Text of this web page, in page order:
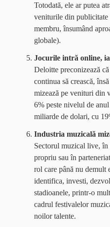
Totodată, ele ar putea
veniturile din publicitate
membru, însumând
globale).
Jocurile intră online,
Deloitte preconizează
continua să crească,
mizează pe venituri din
6% peste nivelul de
miliarde de dolari, cu
Industria muzicală
Sectorul muzical live,
propriu sau în
rol care până nu demult
identifica, investi,
stadioanele, printr-o
cadrul festivalelor
noilor talente.